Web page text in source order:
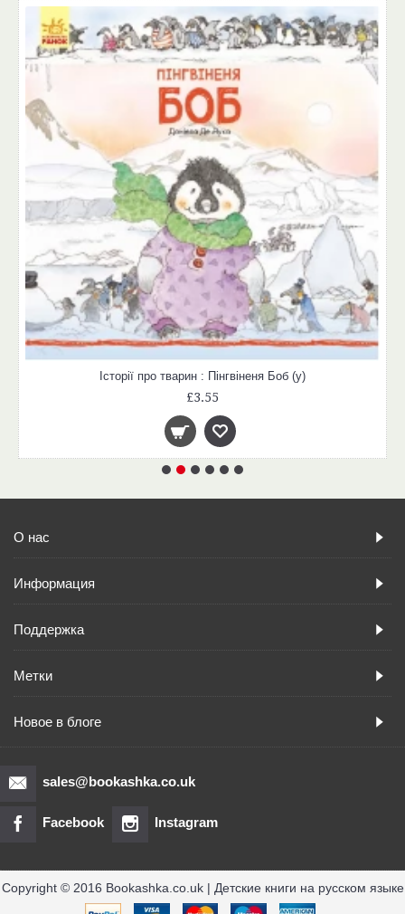
Історії про тварин : Пінгвіненя Боб (у)
£3.55
О нас
Информация
Поддержка
Метки
Новое в блоге
sales@bookashka.co.uk
Facebook Instagram
Copyright © 2016 Bookashka.co.uk | Детские книги на русском языке